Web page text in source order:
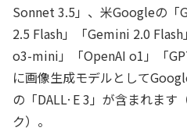
Sonnet 3.5」、米Googleの
2.5 Flash」「Gemini 2.0
o3-mini」「OpenAI o1」「
に画像生成モデルとして
の「DALL·E 3」が含まれます
ク）。